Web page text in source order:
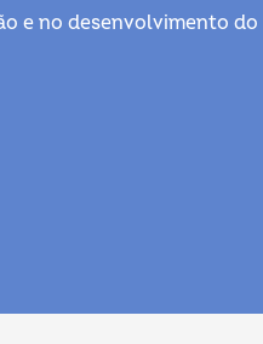
e no desenvolvimento do